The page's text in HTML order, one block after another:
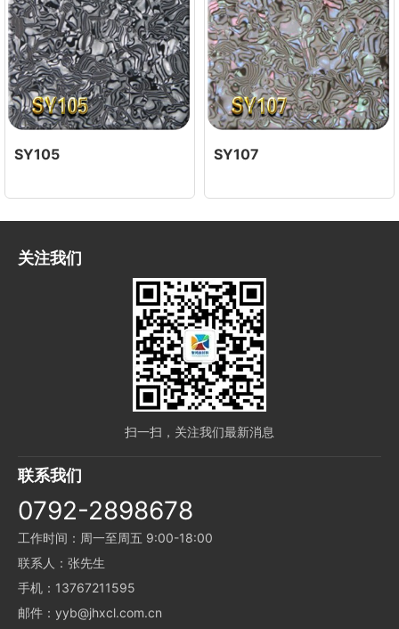
SY105 SY107
关注我们
扫一扫，关注我们最新消息
联系我们
0792-2898678
工作时间：周一至周五 9:00-18:00
联系人：张先生
手机：13767211595
邮件：yyb@jhxcl.com.cn